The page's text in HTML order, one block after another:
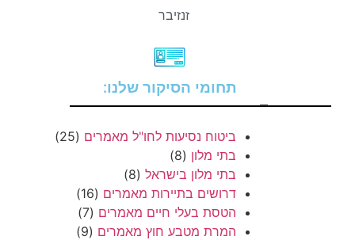
זנזיבר
תחומי הסיקור שלנו:
–
ביטוח נסיעות לחו"ל מאמרים (25)
בתי מלון (8)
בתי מלון בישראל (8)
דרושים בתיירות מאמרים (16)
הטסת בעלי חיים מאמרים (7)
המרת מטבע חוץ מאמרים (9)